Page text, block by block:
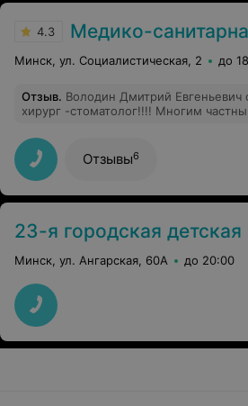
4.3 Медико-санитарная часть
Минск, ул. Социалистическая, 2 до
Отзыв. Володин Дмитрий
хирург -стоматолог!!!! Многим
Отзывы6
23-я городская детская
Минск, ул. Ангарская, 60А до 20:00